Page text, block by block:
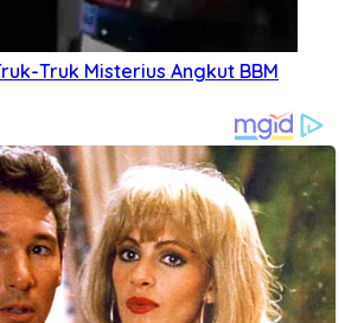
Truk Misterius Angkut BBM